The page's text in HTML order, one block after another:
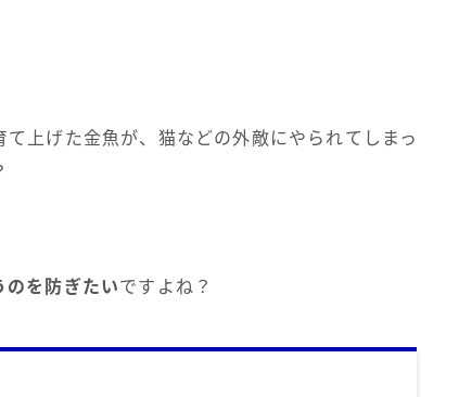
上げた金魚が、猫などの外敵にやられてしまっ
のを防ぎたいですよね？